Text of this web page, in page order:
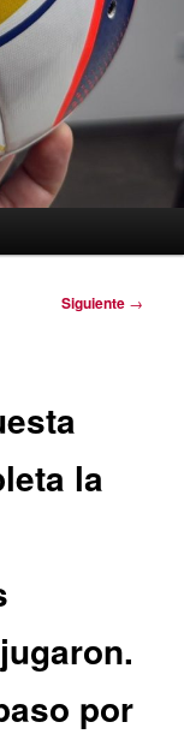
Siguiente →
la
por